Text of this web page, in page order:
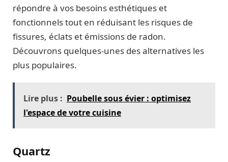
répondre à vos besoins esthétiques et
fonctionnels tout en réduisant les risques de
fissures, éclats et émissions de radon.
Découvrons quelques-unes des alternatives les
plus populaires.
Lire plus : Poubelle sous évier : optimisez
l'espace de votre cuisine
Quartz